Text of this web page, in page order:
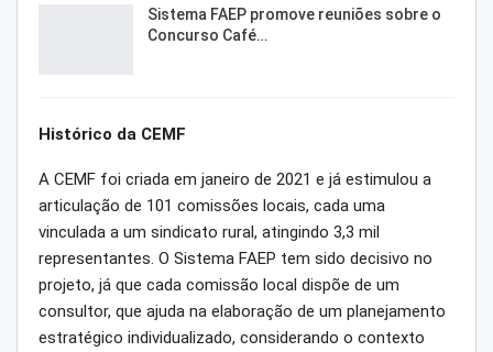
Sistema FAEP promove reuniões sobre o
Concurso Café…
Histórico da CEMF
A CEMF foi criada em janeiro de 2021 e já estimulou a
articulação de 101 comissões locais, cada uma
vinculada a um sindicato rural, atingindo 3,3 mil
representantes. O Sistema FAEP tem sido decisivo no
projeto, já que cada comissão local dispõe de um
consultor, que ajuda na elaboração de um planejamento
estratégico individualizado, considerando o contexto